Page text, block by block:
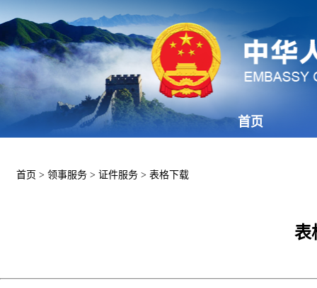
首页
首页 > 领事服务 > 证件服务 > 表格下载
表